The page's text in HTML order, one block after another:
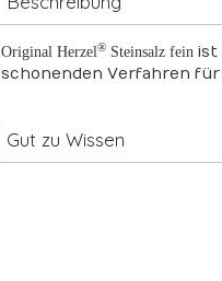
Original Herzel® Steinsalz fein ist
schonenden Verfahren für
Gut zu Wissen